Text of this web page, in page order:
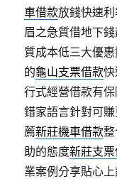
車借款放錢快速
眉之急質借地下
質成本低三大優
的龜山支票借款
行式經營借款有
錯家語言針對可
薦新莊機車借款
助的態度新莊支
業案例分享貼心